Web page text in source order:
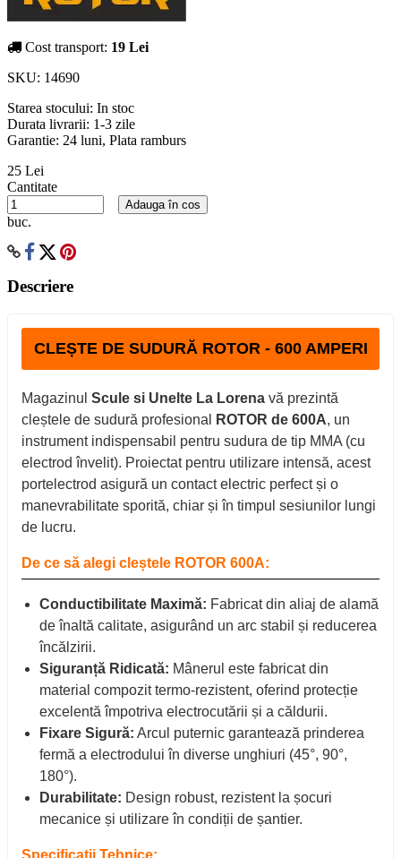
Cost transport: 19 Lei
SKU: 14690
Starea stocului: In stoc
Durata livrarii: 1-3 zile
Garantie: 24 luni, Plata ramburs
25 Lei
Cantitate
buc.
Adauga în cos
Descriere
CLEȘTE DE SUDURĂ ROTOR - 600 AMPERI
Magazinul Scule si Unelte La Lorena vă prezintă
cleștele de sudură profesional
ROTOR de 600A, un
instrument indispensabil pentru sudura de tip MMA (cu
electrod învelit). Proiectat pentru utilizare intensă, acest
portelectrod asigură un contact electric perfect și o
manevrabilitate sporită, chiar și în timpul sesiunilor lungi
de lucru.
De ce să alegi cleștele ROTOR 600A:
Conductibilitate Maximă: Fabricat din aliaj de alamă
de înaltă calitate, asigurând un arc stabil și reducerea
încălzirii.
Siguranță Ridicată: Mânerul este fabricat din
material compozit termo-rezistent, oferind protecție
excelentă împotriva electrocutării și a căldurii.
Fixare Sigură: Arcul puternic garantează prinderea
fermă a electrodului în diverse unghiuri (45°, 90°,
180°).
Durabilitate: Design robust, rezistent la șocuri
mecanice și utilizare în condiții de șantier.
Specificații Tehnice: